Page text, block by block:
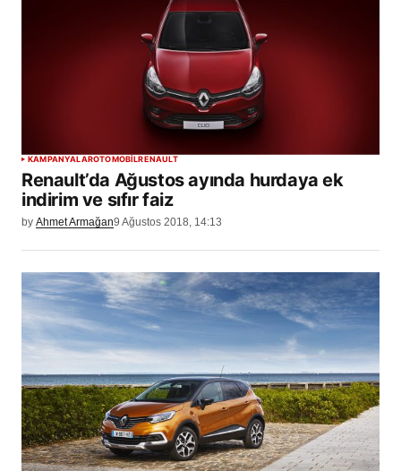
KAMPANYALAROTOMOBİLRENAULT
Renault’da Ağustos ayında hurdaya ek
indirim ve sıfır faiz
by Ahmet Armağan9 Ağustos 2018, 14:13